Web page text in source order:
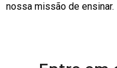
nossa missão de ensinar.